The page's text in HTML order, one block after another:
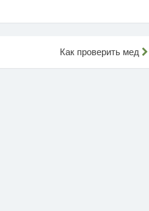
Как проверить мед